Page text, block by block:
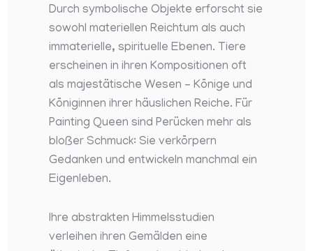
Durch symbolische Objekte erforscht sie
sowohl materiellen Reichtum als auch
immaterielle, spirituelle Ebenen. Tiere
erscheinen in ihren Kompositionen oft
als majestätische Wesen – Könige und
Königinnen ihrer häuslichen Reiche. Für
Painting Queen sind Perücken mehr als
bloßer Schmuck: Sie verkörpern
Gedanken und entwickeln manchmal ein
Eigenleben.
Ihre abstrakten Himmelsstudien
verleihen ihren Gemälden eine